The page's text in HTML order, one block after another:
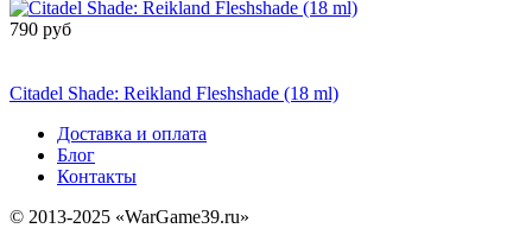
790 руб
Citadel Shade: Reikland Fleshshade (18 ml)
Доставка и оплата
Блог
Контакты
© 2013-2025 «WarGame39.ru»